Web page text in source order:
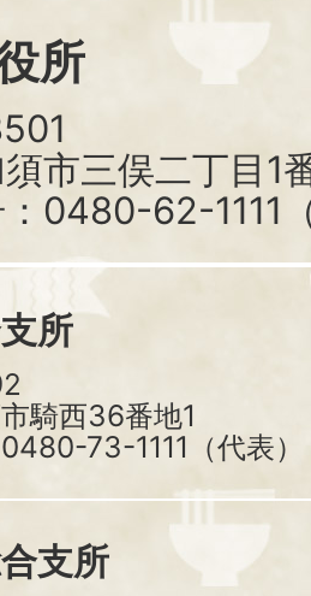
所
市三俣二丁目1
0480-62-1111
所
騎西36番地1
73-1111（代表）
支所